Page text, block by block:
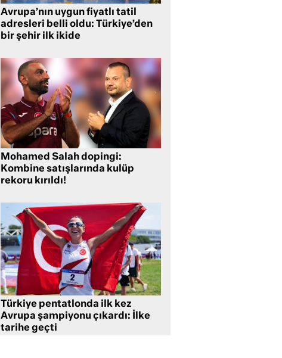
Avrupa’nın uygun fiyatlı tatil
adresleri belli oldu: Türkiye’den
bir şehir ilk ikide
Mohamed Salah dopingi:
Kombine satışlarında kulüp
rekoru kırıldı!
Türkiye pentatlonda ilk kez
Avrupa şampiyonu çıkardı: İlke
tarihe geçti